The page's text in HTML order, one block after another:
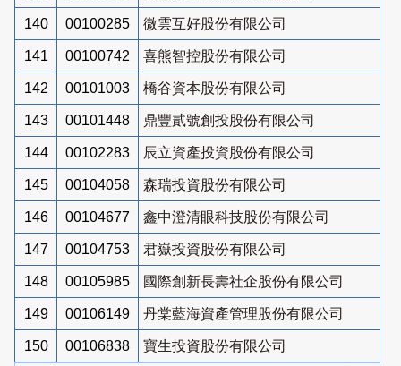
140 00100285 微雲互好股份有限公司
141 00100742 喜熊智控股份有限公司
142 00101003 橋谷資本股份有限公司
143 00101448 鼎豐貳號創投股份有限公司
144 00102283 辰立資產投資股份有限公司
145 00104058 森瑞投資股份有限公司
146 00104677 鑫中澄清眼科技股份有限公司
147 00104753 君嶽投資股份有限公司
148 00105985 國際創新長壽社企股份有限公司
149 00106149 丹棠藍海資產管理股份有限公司
150 00106838
寶生投資股份有限公司